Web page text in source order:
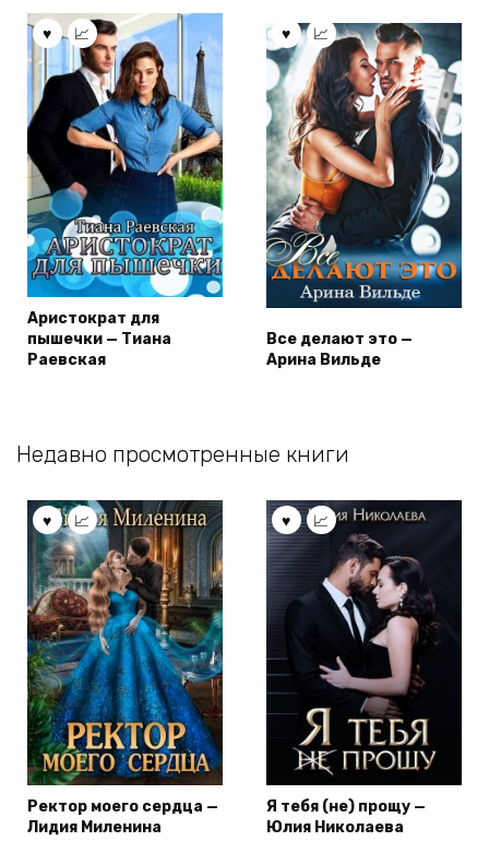
Аристократ для
пышечки — Тиана
Раевская
Все делают это —
Арина Вильде
Недавно просмотренные книги
Ректор моего сердца —
Лидия Миленина
Я тебя (не) прощу —
Юлия Николаева